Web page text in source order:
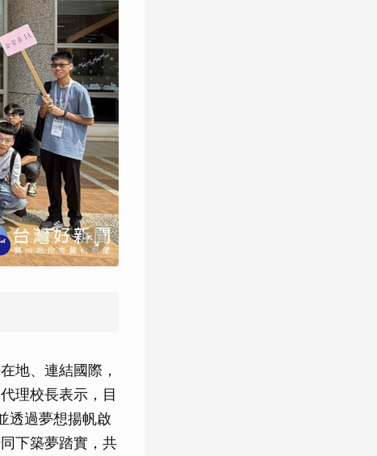
地、連結國際，
理校長表示，目
透過夢想揚帆啟
下築夢踏實，共